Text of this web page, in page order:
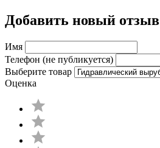
Добавить новый отзыв
Имя
Телефон (не публикуется)
Выберите товар
Оценка